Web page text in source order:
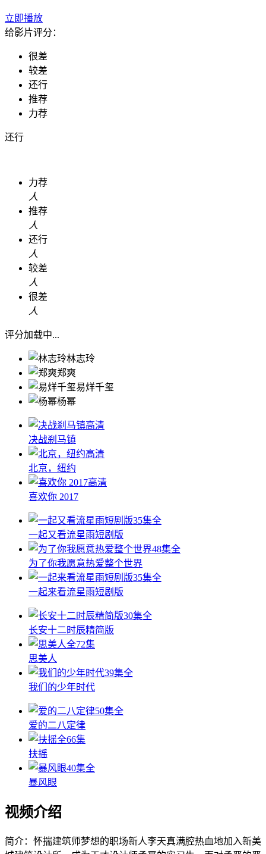
立即播放
给影片评分：
很差
较差
还行
推荐
力荐
还行
力荐
人
推荐
人
还行
人
较差
人
很差
人
评分加载中...
林志玲
郑爽
易烊千玺
杨幂
高清
决战刹马镇
高清
北京，纽约
高清
喜欢你 2017
35集全
一起又看流星雨短剧版
48集全
为了你我愿意热爱整个世界
35集全
一起来看流星雨短剧版
30集全
长安十二时辰精简版
全72集
思美人
39集全
我们的少年时代
50集全
爱的二八定律
全66集
扶摇
40集全
暴风眼
视频介绍
简介： 怀揣建筑师梦想的职场新人李天真满腔热血地加入新美